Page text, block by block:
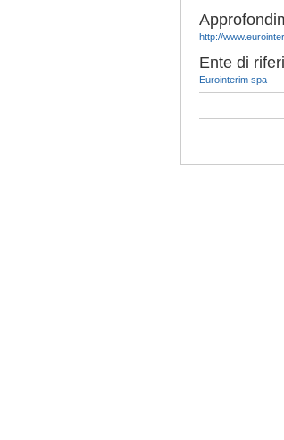
http://
Ente di
Eurointerim spa